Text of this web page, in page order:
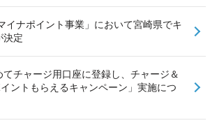
イナポイント事業」において宮崎県でキ
決定
てチャージ用口座に登録し、チャージ＆
ントもらえるキャンペーン」実施につ